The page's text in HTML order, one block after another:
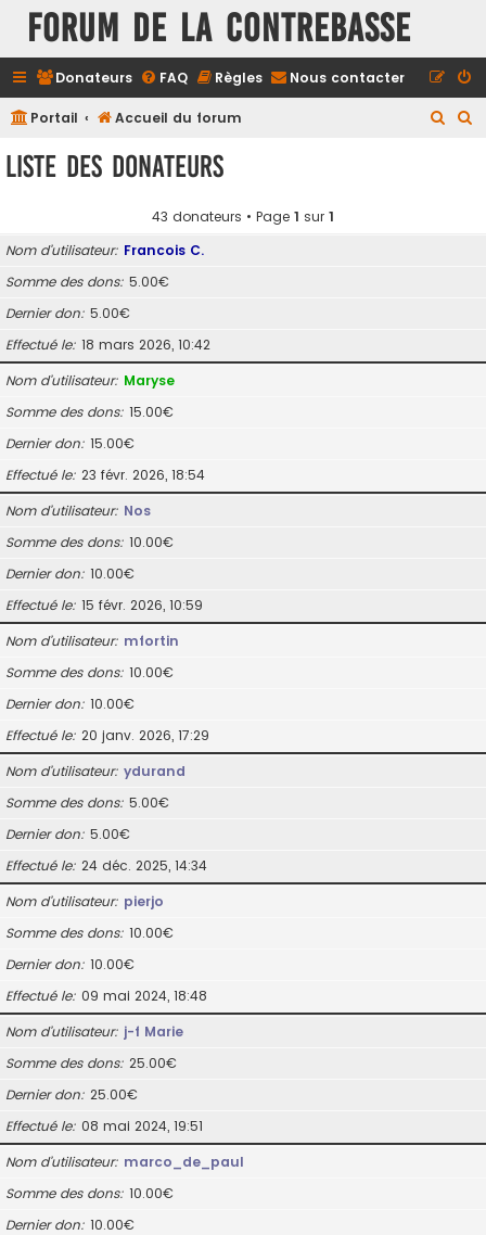
FORUM DE LA CONTREBASSE
Donateurs FAQ Règles Nous contacter
Portail Accueil du forum
Liste des donateurs
43 donateurs • Page 1 sur 1
Nom d’utilisateur Francois C.
Somme des dons 5.00€
Dernier don 5.00€
Effectué le 18 mars 2026, 10:42
Nom d’utilisateur Maryse
Somme des dons 15.00€
Dernier don 15.00€
Effectué le 23 févr. 2026, 18:54
Nom d’utilisateur Nos
Somme des dons 10.00€
Dernier don 10.00€
Effectué le 15 févr. 2026, 10:59
Nom d’utilisateur mfortin
Somme des dons 10.00€
Dernier don 10.00€
Effectué le 20 janv. 2026, 17:29
Nom d’utilisateur ydurand
Somme des dons 5.00€
Dernier don 5.00€
Effectué le 24 déc. 2025, 14:34
Nom d’utilisateur pierjo
Somme des dons 10.00€
Dernier don 10.00€
Effectué le 09 mai 2024, 18:48
Nom d’utilisateur j-f Marie
Somme des dons 25.00€
Dernier don 25.00€
Effectué le 08 mai 2024, 19:51
Nom d’utilisateur marco_de_paul
Somme des dons 10.00€
Dernier don 10.00€